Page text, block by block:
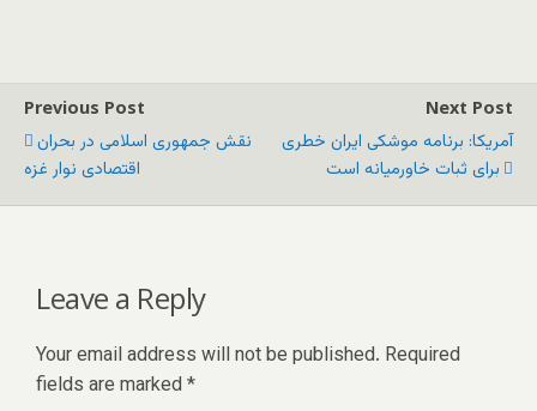
Previous Post
نقش جمهوری اسلامی در بحران
اقتصادی نوار غزه
Next Post
آمریکا: برنامه موشکی ایران خطری
برای ثبات خاورمیانه است
Leave a Reply
Your email address will not be published. Required
fields are marked *